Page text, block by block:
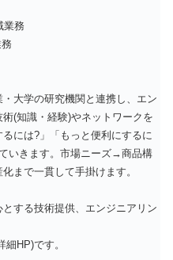
業務
大学の研究機関と連携し、エン
(知識・経験)やネットワークを
には?」「もっと便利にするに
いきます。市場ニーズ→商品構
で一貫して手掛けます。
する技術提供、エンジニアリン
HP)です。